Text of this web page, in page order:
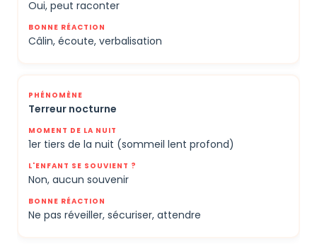
Oui, peut raconter
Câlin, écoute, verbalisation
Terreur nocturne
1er tiers de la nuit (sommeil lent profond)
Non, aucun souvenir
Ne pas réveiller, sécuriser, attendre